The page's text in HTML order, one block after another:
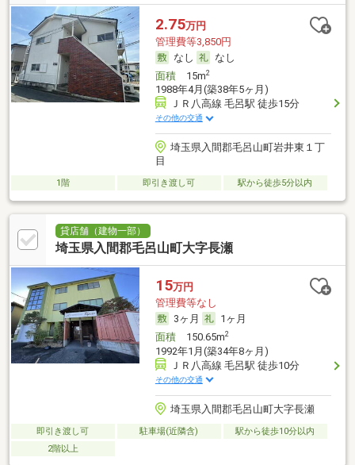
2.75万円
管理費等3,850円
なし
なし
面積15m2
1988年4月(築38年5ヶ月)
ＪＲ八高線 毛呂駅 徒歩15分
その他の交通
埼玉県入間郡毛呂山町岩井東１丁
目
1階 即引き渡し可 駅から徒歩5分以内
貸店舗（建物一部）
埼玉県入間郡毛呂山町大字長瀬
15万円
管理費等なし
3ヶ月
1ヶ月
面積150.65m2
1992年1月(築34年8ヶ月)
ＪＲ八高線 毛呂駅 徒歩10分
その他の交通
埼玉県入間郡毛呂山町大字長瀬
即引き渡し可 駐車場(近隣含)
駅から徒歩10分以内
2階以上